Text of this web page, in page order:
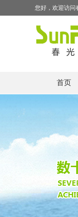
您好，欢迎访问
首页